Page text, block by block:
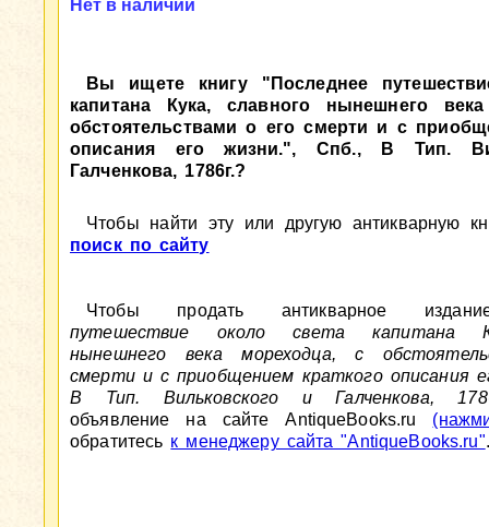
Нет в наличии
Вы ищете книгу "Последнее
капитана Кука, славного нынешнего
обстоятельствами о его смерти и с
описания его жизни.", Спб., В Тип.
Галченкова, 1786г.?
Чтобы найти эту или другую антикварную
поиск по сайту
Чтобы продать антикварное
путешествие около света капитана
нынешнего века мореходца, с
смерти и с приобщением краткого описания
В Тип. Вильковского и Галченкова,
объявление на сайте AntiqueBooks.ru
обратитесь к менеджеру сайта "AntiqueBooks.ru".